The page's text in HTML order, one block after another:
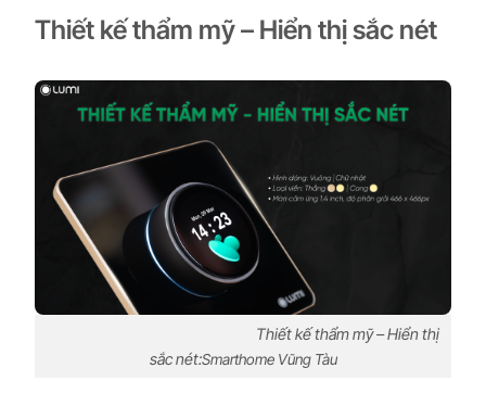
Thiết kế thẩm mỹ – Hiển thị sắc nét
Thiết kế thẩm mỹ – Hiển thị
sắc nét:Smarthome Vũng Tàu